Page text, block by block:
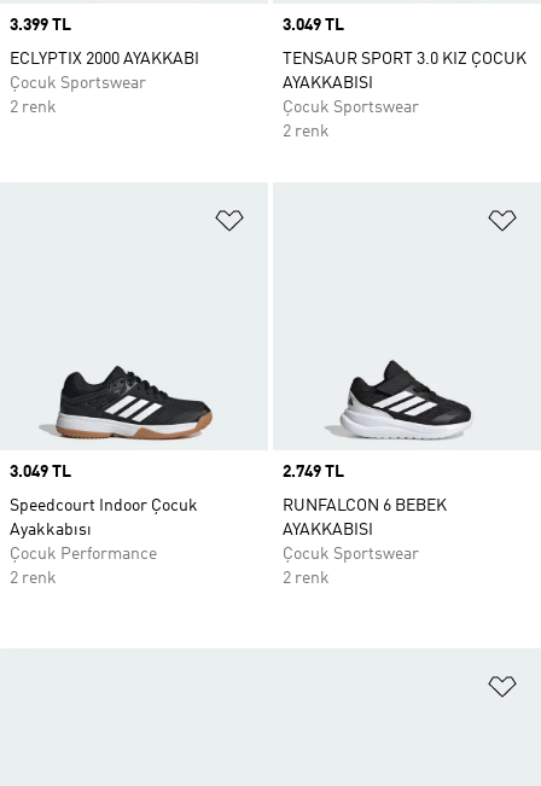
Price
3.399 TL
ECLYPTIX 2000 AYAKKABI
Çocuk Sportswear
2 renk
Price
3.049 TL
TENSAUR SPORT 3.0 KIZ ÇOCUK
AYAKKABISI
Çocuk Sportswear
2 renk
Price
3.049 TL
Speedcourt Indoor Çocuk
Ayakkabısı
Çocuk Performance
2 renk
Price
2.749 TL
RUNFALCON 6 BEBEK
AYAKKABISI
Çocuk Sportswear
2 renk